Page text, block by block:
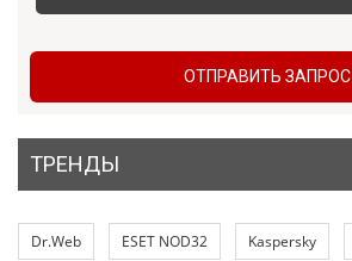
ОТПРАВИТЬ ЗАПРОС
ТРЕНДЫ
Dr.Web ESET NOD32 Kaspersky